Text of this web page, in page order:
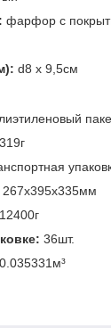
фарфор с
d8 х 9,5см
319г
267x395x335мм
12400г
36шт.
0.035331м³